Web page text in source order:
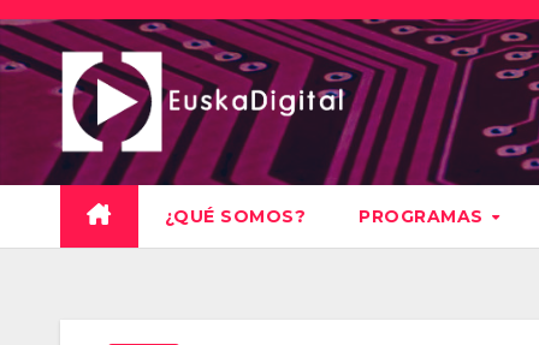
Saltar
al
contenido
¿QUÉ SOMOS? PROGRAMAS